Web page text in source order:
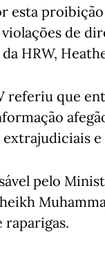
esta
de
HRW,
referiu que
pelo
raparigas.